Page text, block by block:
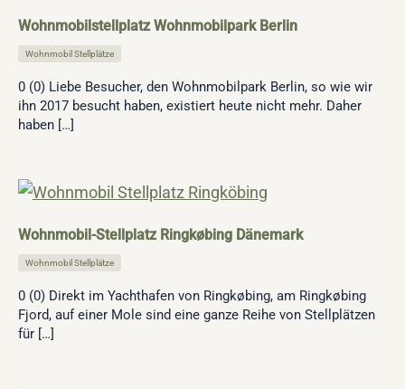
Wohnmobilstellplatz Wohnmobilpark Berlin
Wohnmobil Stellplätze
0 (0) Liebe Besucher, den Wohnmobilpark Berlin, so wie wir
ihn 2017 besucht haben, existiert heute nicht mehr. Daher
haben […]
Wohnmobil-Stellplatz Ringkøbing Dänemark
Wohnmobil Stellplätze
0 (0) Direkt im Yachthafen von Ringkøbing, am Ringkøbing
Fjord, auf einer Mole sind eine ganze Reihe von Stellplätzen
für […]